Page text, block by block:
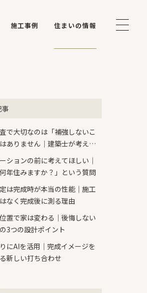
施工事例 住まいの情報
で大切なのは「補強しないこ
ありません｜建築士が考える
断基準
ションの前に考えてほしい｜
何年住みますか？」という質問
は完成時が本当の性能｜施工
なく完成後に測る理由
置で家は変わる｜後悔しない
3つの設計ポイント
にAIを活用｜完成イメージを
新しい打ち合わせ